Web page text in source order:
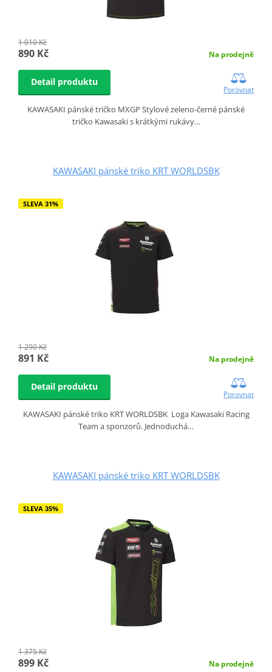
1 010 Kč
890 Kč Na prodejně
Detail produktu
Porovnat
KAWASAKI pánské tričko MXGP Stylové zeleno-černé pánské
tričko Kawasaki s krátkými rukávy…
KAWASAKI pánské triko KRT WORLDSBK
SLEVA 31%
1 290 Kč
891 Kč Na prodejně
Detail produktu
Porovnat
KAWASAKI pánské triko KRT WORLDSBK Loga Kawasaki Racing
Team a sponzorů. Jednoduchá…
KAWASAKI pánské triko KRT WORLDSBK
SLEVA 35%
1 375 Kč
899 Kč Na prodejně